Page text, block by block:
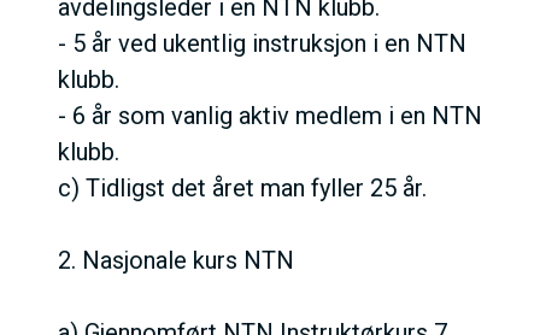
avdelingsleder i en NTN klubb.
- 5 år ved ukentlig instruksjon i en NTN
klubb.
- 6 år som vanlig aktiv medlem i en NTN
klubb.
c) Tidligst det året man fyller 25 år.
2. Nasjonale kurs NTN